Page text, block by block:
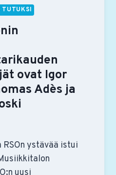
TUTUKSI
ovat Igor
Adès ja
ystävää istui